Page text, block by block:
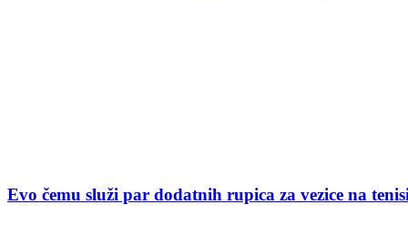
Evo čemu služi par dodatnih rupica za vezice na